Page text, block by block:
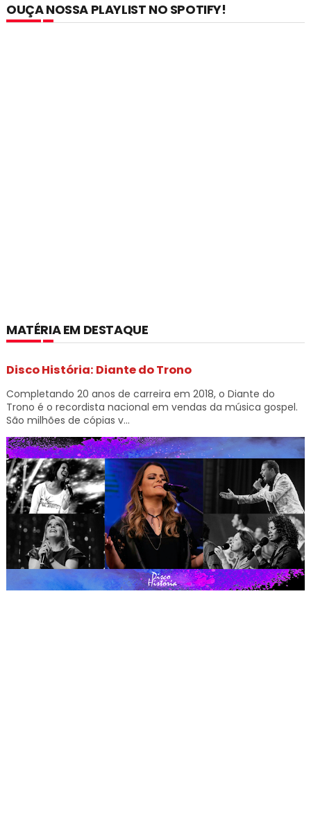
OUÇA NOSSA PLAYLIST NO SPOTIFY!
MATÉRIA EM DESTAQUE
Disco História: Diante do Trono
Completando 20 anos de carreira em 2018, o Diante do
Trono é o recordista nacional em vendas da música gospel.
São milhões de cópias v...